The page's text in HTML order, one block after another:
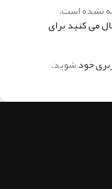
نشده است.
می کنید برای
خودشوید.